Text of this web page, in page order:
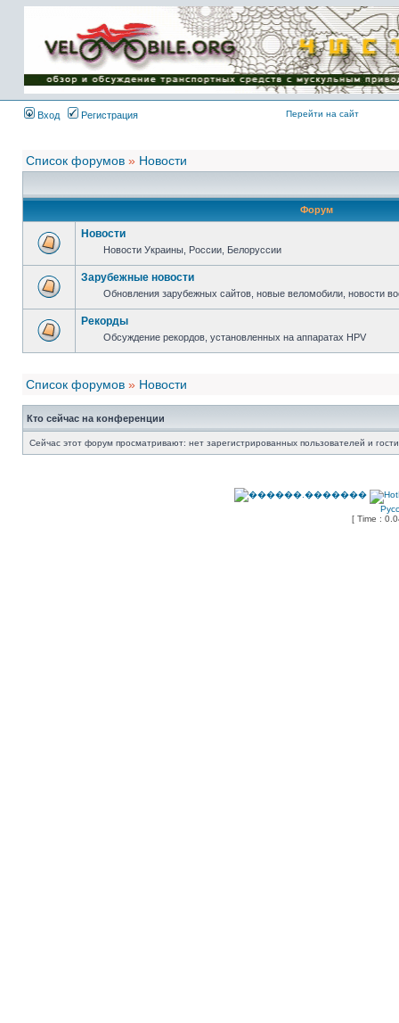
Имя пользователя:
Пароль:
{ LOG_ME_IN_SHORT
}
Вход
Регистрация Перейти на сайт
Список форумов » Новости
Форум
Новости
Новости Украины, России, Белоруссии
Зарубежные новости
Обновления зарубежных сайтов, новые веломобили, новости
Рекорды
Обсуждение рекордов, установленных на аппаратах HPV
Список форумов » Новости
Кто сейчас на конференции
Сейчас этот форум просматривают: нет зарегистрированных пользователей и
[ Time :